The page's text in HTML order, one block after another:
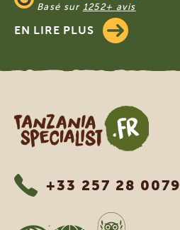
Basé sur 1252+ avis
EN LIRE PLUS
Tanzania Specialist
+33 257 28 0079